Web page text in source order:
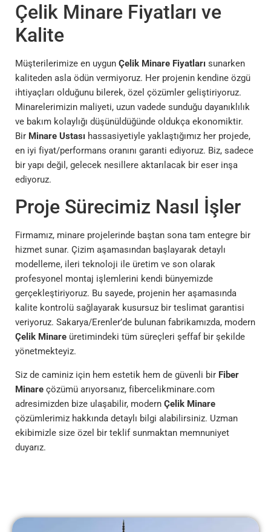
Çelik Minare Fiyatları ve
Kalite
Müşterilerimize en uygun Çelik Minare Fiyatları sunarken
kaliteden asla ödün vermiyoruz. Her projenin kendine özgü
ihtiyaçları olduğunu bilerek, özel çözümler geliştiriyoruz.
Minarelerimizin maliyeti, uzun vadede sunduğu dayanıklılık
ve bakım kolaylığı düşünüldüğünde oldukça ekonomiktir.
Bir Minare Ustası hassasiyetiyle yaklaştığımız her projede,
en iyi fiyat/performans oranını garanti ediyoruz. Biz, sadece
bir yapı değil, gelecek nesillere aktarılacak bir eser inşa
ediyoruz.
Proje Sürecimiz Nasıl İşler
Firmamız, minare projelerinde baştan sona tam entegre bir
hizmet sunar. Çizim aşamasından başlayarak detaylı
modelleme, ileri teknoloji ile üretim ve son olarak
profesyonel montaj işlemlerini kendi bünyemizde
gerçekleştiriyoruz. Bu sayede, projenin her aşamasında
kalite kontrolü sağlayarak kusursuz bir teslimat garantisi
veriyoruz. Sakarya/Erenler’de bulunan fabrikamızda, modern
Çelik Minare üretimindeki tüm süreçleri şeffaf bir şekilde
yönetmekteyiz.
Siz de caminiz için hem estetik hem de güvenli bir Fiber
Minare çözümü arıyorsanız, fibercelikminare.com
adresimizden bize ulaşabilir, modern Çelik Minare
çözümlerimiz hakkında detaylı bilgi alabilirsiniz. Uzman
ekibimizle size özel bir teklif sunmaktan memnuniyet
duyarız.